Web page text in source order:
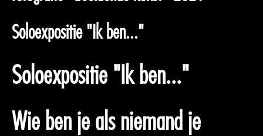
Soloexpositie "Ik ben..."
Soloexpositie "Ik ben..."
Wie ben je als niemand je